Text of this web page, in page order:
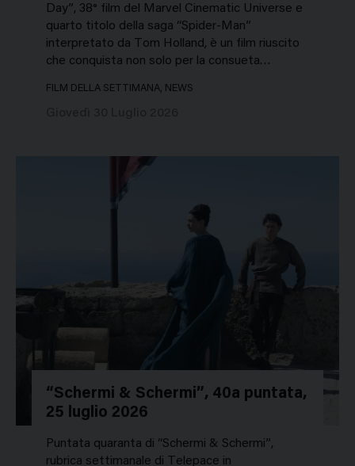
Day”, 38° film del Marvel Cinematic Universe e
quarto titolo della saga “Spider-Man”
interpretato da Tom Holland, è un film riuscito
che conquista non solo per la consueta…
FILM DELLA SETTIMANA, NEWS
“Schermi & Schermi”, 40a puntata,
25 luglio 2026
Puntata quaranta di “Schermi & Schermi”,
rubrica settimanale di Telepace in